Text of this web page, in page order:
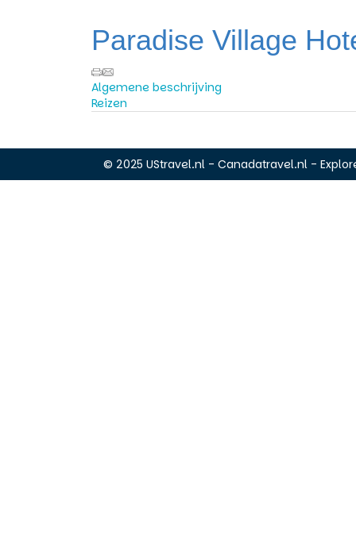
Paradise Village
Algemene beschrijving
Reizen
© 2025 UStravel.nl - Canadatravel.nl -